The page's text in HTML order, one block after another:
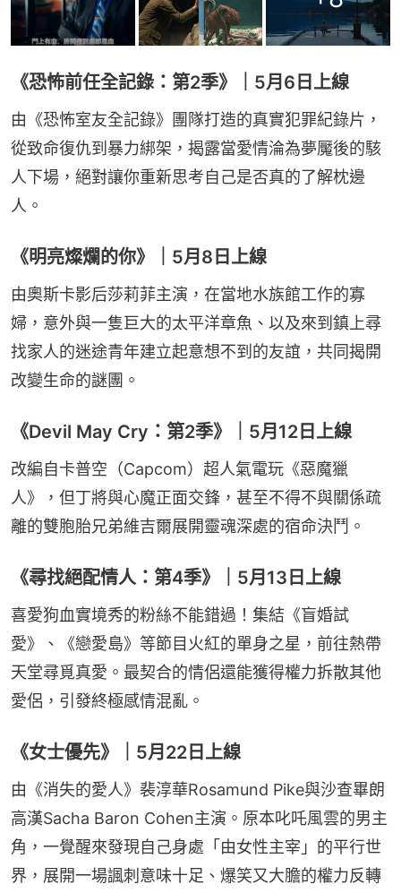
《恐怖前任全記錄：第2季》｜5月6日上線
由《恐怖室友全記錄》團隊打造的真實犯罪紀錄片，
從致命復仇到暴力綁架，揭露當愛情淪為夢魘後的駭
人下場，絕對讓你重新思考自己是否真的了解枕邊
人。
《明亮燦爛的你》｜5月8日上線
由奧斯卡影后莎莉菲主演，在當地水族館工作的寡
婦，意外與一隻巨大的太平洋章魚、以及來到鎮上尋
找家人的迷途青年建立起意想不到的友誼，共同揭開
改變生命的謎團。
《Devil May Cry：第2季》｜5月12日上線
改編自卡普空（Capcom）超人氣電玩《惡魔獵
人》，但丁將與心魔正面交鋒，甚至不得不與關係疏
離的雙胞胎兄弟維吉爾展開靈魂深處的宿命決鬥。
《尋找絕配情人：第4季》｜5月13日上線
喜愛狗血實境秀的粉絲不能錯過！集結《盲婚試
愛》、《戀愛島》等節目火紅的單身之星，前往熱帶
天堂尋覓真愛。最契合的情侶還能獲得權力拆散其他
愛侶，引發終極感情混亂。
《女士優先》｜5月22日上線
由《消失的愛人》裴淳華Rosamund Pike與沙查畢朗
高漢Sacha Baron Cohen主演。原本叱吒風雲的男主
角，一覺醒來發現自己身處「由女性主宰」的平行世
界，展開一場諷刺意味十足、爆笑又大膽的權力反轉